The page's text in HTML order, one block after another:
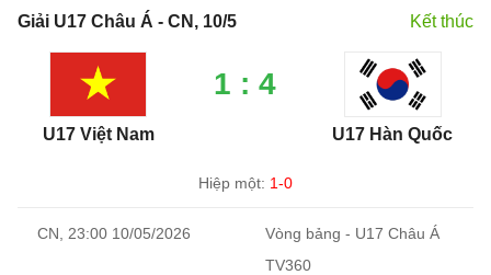
Giải U17 Châu Á - CN, 10/5 Kết thúc
U17 Việt Nam
1 : 4
U17 Hàn Quốc
Hiệp một: 1-0
CN, 23:00 10/05/2026
Vòng bảng - U17 Châu Á
TV360